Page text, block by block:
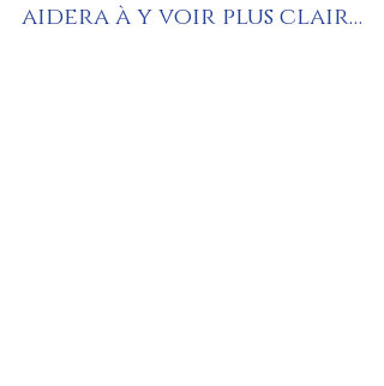
aidera à y voir plus clair…